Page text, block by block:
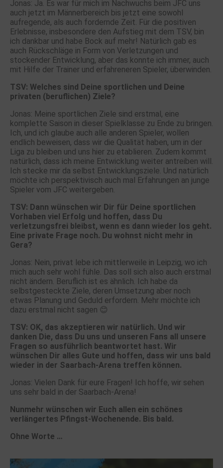
Jonas: Ja. Es war für mich im Nachwuchs beim JFC uns
auch jetzt im Männerbereich bis jetzt eine sowohl
aufregende, als auch fordernde Zeit. Für die positiven
Erlebnisse, insbesondere den Aufstieg mit dem TSV, bin
ich dankbar und habe Bock auf mehr! Natürlich gab es
auch Rückschläge in Form von Verletzungen und
stockender Entwicklung, aber das konnte ich immer, auch
mit Hilfe der Trainer und erfahreneren Spieler, überwinden.
TSV: Welches sind Deine sportlichen und Deine
privaten (beruflichen) Ziele?
Jonas: Meine sportlichen Ziele sind erstmal, eine
komplette Saison in dieser Spielklasse zu Ende zu bringen.
Ich, und ich glaube auch alle anderen Spieler, wollen
endlich beweisen, dass wir die Qualität haben, um in der
Liga zu bleiben und uns hier zu etablieren. Zudem kommt
natürlich, dass ich meine Entwicklung weiter antreiben will.
Ich stecke mir da selbst Entwicklungsziele. Und natürlich
möchte ich perspektivisch auch mal Erfahrungen an junge
Spieler vom JFC weitergeben.
TSV: Dann wünschen wir Dir für Deine sportlichen
Vorhaben viel Erfolg und hoffen, dass Du
verletzungsfrei bleibst, wenn es dann wieder los geht.
Eine private Frage noch. Du wohnst nicht mehr in
Gera?
Jonas: Nein, privat lebe ich mittlerweile in Leipzig, wo ich
mich auch sehr wohl fühle. Das soll sich also auch erstmal
nicht ändern. Beruflich ist es ähnlich. Ich habe da
selbstgesteckte Ziele, deren Umsetzung aber noch
etwas Planung und Geduld erfordern. Mehr möchte ich
dazu erstmal nicht sagen 😊
TSV: OK, das akzeptieren wir natürlich. Und wir
danken Die, dass Du uns und unseren Fans all unsere
Fragen so ausführlich beantwortet hast. Wir
wünschen Dir alles Gute und hoffen, dass wir uns bald
wieder in der Saarbach-Arena treffen können.
Jonas: Vielen Dank für eure Fragen! Ich hoffe, wir sehen
uns sehr bald in der Saarbach-Arena!
Nunmehr wünschen wir Euch allen ein schönes
verlängertes Pfingst-Wochenende. Bis bald.
Ohne Worte …